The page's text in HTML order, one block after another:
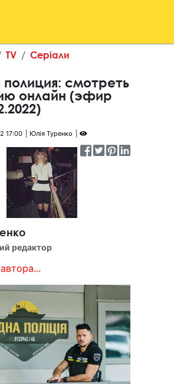
TV Серіали
полиция: смотреть
онлайн (эфир
17:00 Юлія Туренко
редактор
автора...